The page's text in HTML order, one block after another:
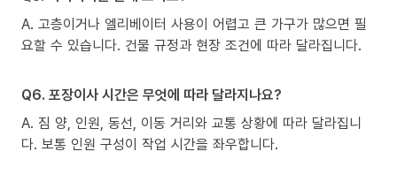
A. 고층이거나 엘리베이터 사용이 어렵고 큰 가구가 많으면 필
요할 수 있습니다. 건물 규정과 현장 조건에 따라 달라집니다.
Q6. 포장이사 시간은 무엇에 따라 달라지나요?
A. 짐 양, 인원, 동선, 이동 거리와 교통 상황에 따라 달라집니
다. 보통 인원 구성이 작업 시간을 좌우합니다.